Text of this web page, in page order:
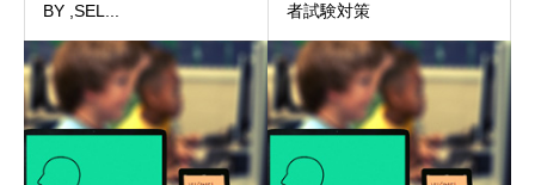
BY ,SEL...
者試験対策